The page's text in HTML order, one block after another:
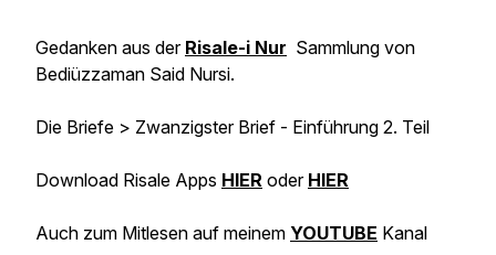
Gedanken aus der Risale-i Nur Sammlung von
Bediüzzaman Said Nursi.
Die Briefe > Zwanzigster Brief - Einführung 2. Teil
Download Risale Apps HIER oder HIER
Auch zum Mitlesen auf meinem YOUTUBE Kanal